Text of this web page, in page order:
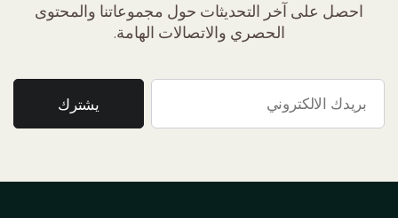
احصل على آخر التحديثات حول مجموعاتنا والمحتوى
الحصري والاتصالات الهامة.